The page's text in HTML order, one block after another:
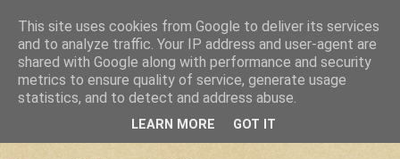
This site uses cookies from Google to deliver its services
and to analyze traffic. Your IP address and user-agent are
shared with Google along with performance and security
metrics to ensure quality of service, generate usage
statistics, and to detect and address abuse.
LEARN MORE GOT IT